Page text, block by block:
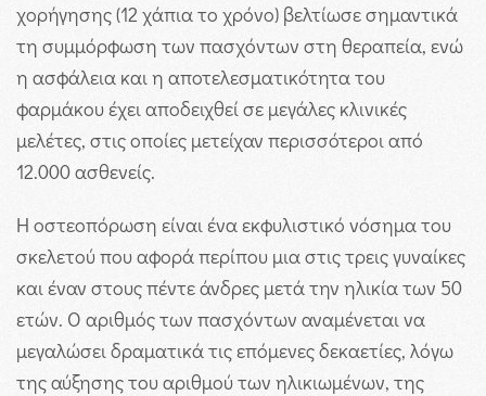
χορήγησης (12 χάπια το χρόνο) βελτίωσε σημαντικά
τη συμμόρφωση των πασχόντων στη θεραπεία, ενώ
η ασφάλεια και η αποτελεσματικότητα του
φαρμάκου έχει αποδειχθεί σε μεγάλες κλινικές
μελέτες, στις οποίες μετείχαν περισσότεροι από
12.000 ασθενείς.
Η οστεοπόρωση είναι ένα εκφυλιστικό νόσημα του
σκελετού που αφορά περίπου μια στις τρεις γυναίκες
και έναν στους πέντε άνδρες μετά την ηλικία των 50
ετών. Ο αριθμός των πασχόντων αναμένεται να
μεγαλώσει δραματικά τις επόμενες δεκαετίες, λόγω
της αύξησης του αριθμού των ηλικιωμένων, της